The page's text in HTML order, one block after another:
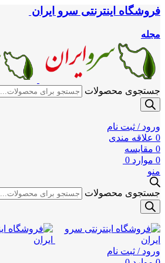
فروشگاه اینترنتی سرو ایران
مجله
جستجوی محصولات
ورود / ثبت نام
0 علاقه مندی
0 مقایسه
0 موارد 0
منو
جستجوی محصولات
ورود / ثبت نام